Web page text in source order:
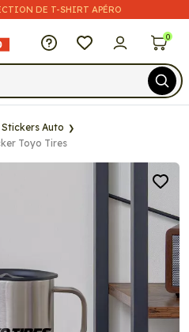
DE T-SHIRT APÉRO
MPA Déco 0
Stickers Auto
Toyo Tires